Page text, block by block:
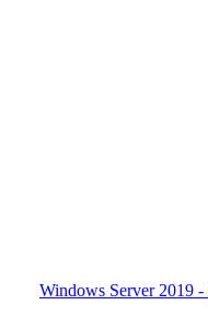
آموزش کامل ویندوز سرور 2019 - Windows Server 2019